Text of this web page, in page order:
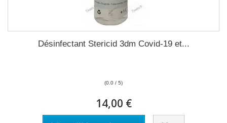
Désinfectant Stericid 3dm Covid-19 et...
(0.0 / 5)
14,00 €